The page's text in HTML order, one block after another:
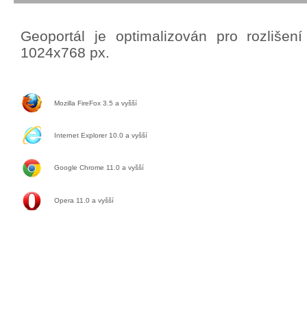
Geoportál je optimalizován pro
1024x768 px.
Mozilla FireFox 3.5 a vyšší
Internet Explorer 10.0 a vyšší
Google Chrome 11.0 a vyšší
Opera 11.0 a vyšší